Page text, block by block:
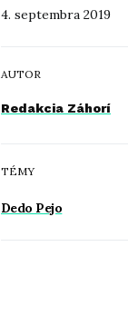
4. septembra 2019
AUTOR
Redakcia Záhorí
TÉMY
Dedo Pejo